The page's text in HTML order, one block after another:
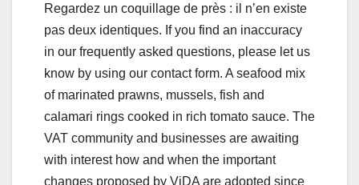
Regardez un coquillage de près : il n’en existe
pas deux identiques. If you find an inaccuracy
in our frequently asked questions, please let us
know by using our contact form. A seafood mix
of marinated prawns, mussels, fish and
calamari rings cooked in rich tomato sauce. The
VAT community and businesses are awaiting
with interest how and when the important
changes proposed by ViDA are adopted since